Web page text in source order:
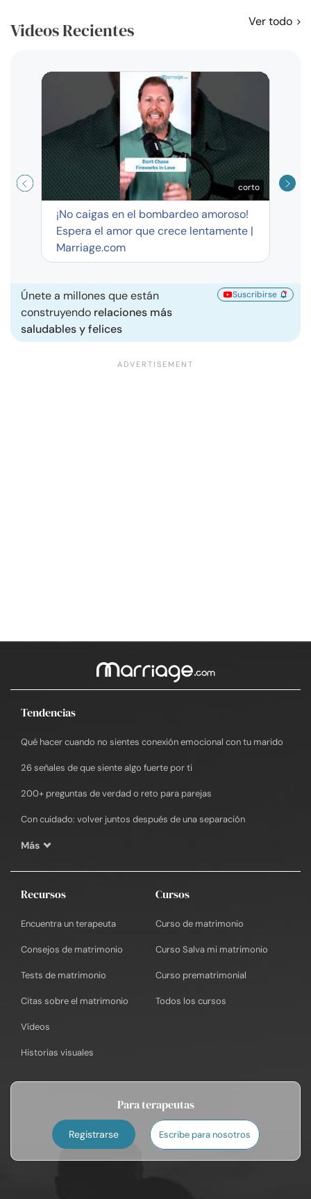
Videos Recientes Ver todo
corto
¡No caigas en el bombardeo amoroso!
Espera el amor que crece lentamente |
Marriage.com
Únete a millones que están
construyendo relaciones más
saludables y felices
Suscribirse
Tendencias
Qué hacer cuando no sientes conexión emocional con tu marido
26 señales de que siente algo fuerte por ti
200+ preguntas de verdad o reto para parejas
Con cuidado: volver juntos después de una separación
Más
Recursos
Encuentra un terapeuta
Consejos de matrimonio
Tests de matrimonio
Citas sobre el matrimonio
Vídeos
Historias visuales
Cursos
Curso de matrimonio
Curso Salva mi matrimonio
Curso prematrimonial
Todos los cursos
Para terapeutas
Registrarse Escribe para nosotros